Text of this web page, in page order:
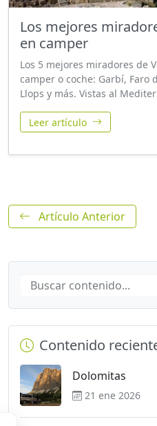
Los mejores
en camper
Los 5 mejores miradores de
camper o coche: Garbí, Faro
Llops y más. Vistas al
Leer artículo
Artículo Anterior
Contenido
Dolomitas
21 ene 2026